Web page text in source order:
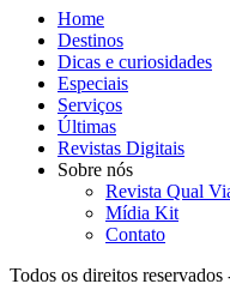
Home
Destinos
Dicas e curiosidades
Especiais
Serviços
Últimas
Revistas Digitais
Sobre nós
Revista Qual
Mídia Kit
Contato
Todos os direitos